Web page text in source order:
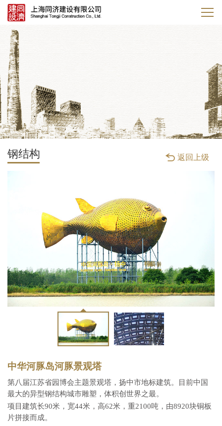
返回上级
钢结构
中华河豚岛河豚景观塔
第八届江苏省园博会主题景观塔，扬中市地标建筑。目前中国
最大的异型钢结构城市雕塑，体积创世界之最。
项目建筑长90米，宽44米，高62米，重2100吨，由8920块铜板
片拼接而成。